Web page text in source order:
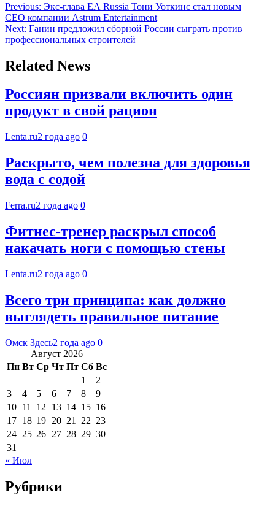
Previous: Экс-глава EA Russia Тони Уоткинс стал новым
CEO компании Astrum Entertainment
Next: Ганин предложил сборной России сыграть против
профессиональных строителей
Related News
Россиян призвали включить один
продукт в свой рацион
Lenta.ru2 года ago 0
Раскрыто, чем полезна для здоровья
вода с содой
Ferra.ru2 года ago 0
Фитнес-тренер раскрыл способ
накачать ноги с помощью стены
Lenta.ru2 года ago 0
Всего три принципа: как должно
выглядеть правильное питание
Омск Здесь2 года ago 0
Август 2026
Пн Вт Ср Чт Пт Сб Вс
1
2
3
4 5 6 7 8
9
10 11 12 13 14 15 16
17 18 19 20 21 22 23
24 25 26 27 28 29 30
31
« Июл
Рубрики